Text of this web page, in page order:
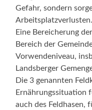
Gefahr, sondern
Arbeitsplatzverlusten.
Eine Bereicherung
Bereich der
Vorwendeniveau,
Landsberger
Die 3 genannten
Ernährungssituation
auch des Feldhasen,